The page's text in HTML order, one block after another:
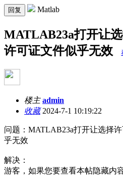
回复 Matlab
MATLAB23a打开让
许可证文件似乎无效
楼主 admin
收藏2024-7-1 10:19:22
问题：MATLAB23a打开让选择
乎无效
解决：
游客，如果您要查看本帖隐藏内